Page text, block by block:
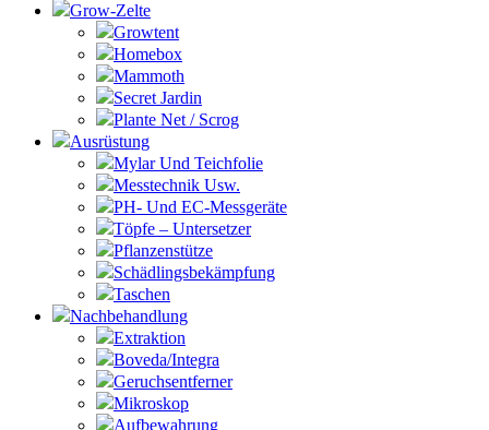
Grow-Zelte
Growtent
Homebox
Mammoth
Secret Jardin
Plante Net / Scrog
Ausrüstung
Mylar Und Teichfolie
Messtechnik Usw.
PH- Und EC-Messgeräte
Töpfe – Untersetzer
Pflanzenstütze
Schädlingsbekämpfung
Taschen
Nachbehandlung
Extraktion
Boveda/Integra
Geruchsentferner
Mikroskop
Aufbewahrung